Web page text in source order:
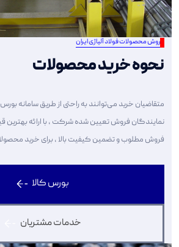
فروش محصولات فولاد آلیاژی ایران
نحوه خرید محصولات
متقاضیان خرید می‌توانند به راحتی از طریق سامانه
نمایندگان فروش تعیین شده شرکت ، با ارائه
فروش مطلوب و تضمین کیفیت بالا ، برای خرید
بورس کالا
خدمات مشتریان